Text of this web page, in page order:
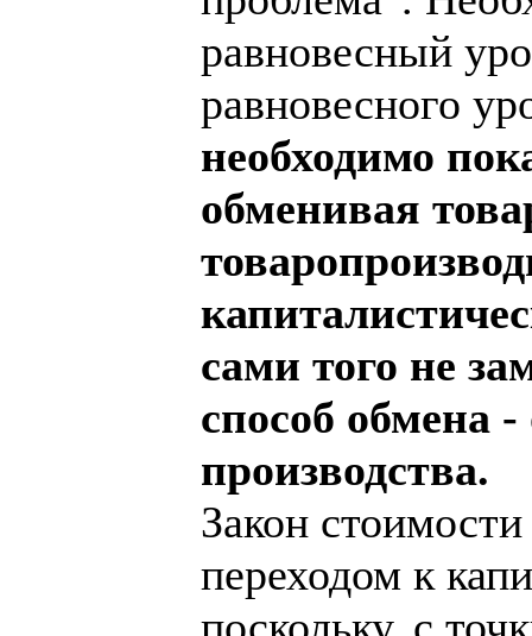
равновесный
равновесного
необходимо
обменивая
сами того не
способ обмена
производства.
Закон
переходом к